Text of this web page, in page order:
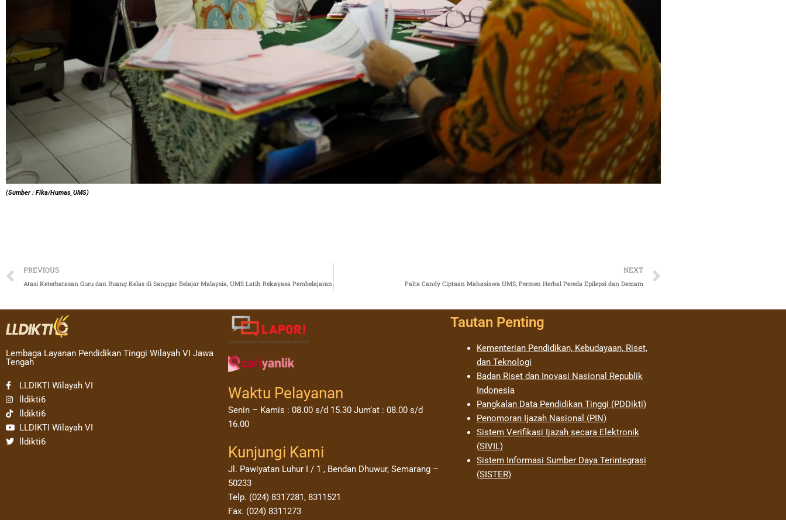
(Sumber : Fika/Humas_UMS)
Prev
PREVIOUS
Atasi Keterbatasan Guru dan Ruang Kelas di Sanggar Belajar Malaysia, UMS Latih Rekayasa Pembelajaran
NEXT
Palta Candy Ciptaan Mahasiswa UMS, Permen Herbal Pereda Epilepsi dan Demam
Lembaga Layanan Pendidikan Tinggi Wilayah VI Jawa
Tengah
LLDIKTI Wilayah VI
lldikti6
lldikti6
LLDIKTI Wilayah VI
lldikti6
Waktu Pelayanan
Senin – Kamis : 08.00 s/d 15.30 Jum’at : 08.00 s/d
16.00
Kunjungi Kami
Jl. Pawiyatan Luhur I / 1 , Bendan Dhuwur, Semarang –
50233
Telp. (024) 8317281, 8311521
Fax. (024) 8311273
Tautan Penting
Kementerian Pendidikan, Kebudayaan, Riset,
dan Teknologi
Badan Riset dan Inovasi Nasional Republik
Indonesia
Pangkalan Data Pendidikan Tinggi (PDDikti)
Penomoran Ijazah Nasional (PIN)
Sistem Verifikasi Ijazah secara Elektronik
(SIVIL)
Sistem Informasi Sumber Daya Terintegrasi
(SISTER)